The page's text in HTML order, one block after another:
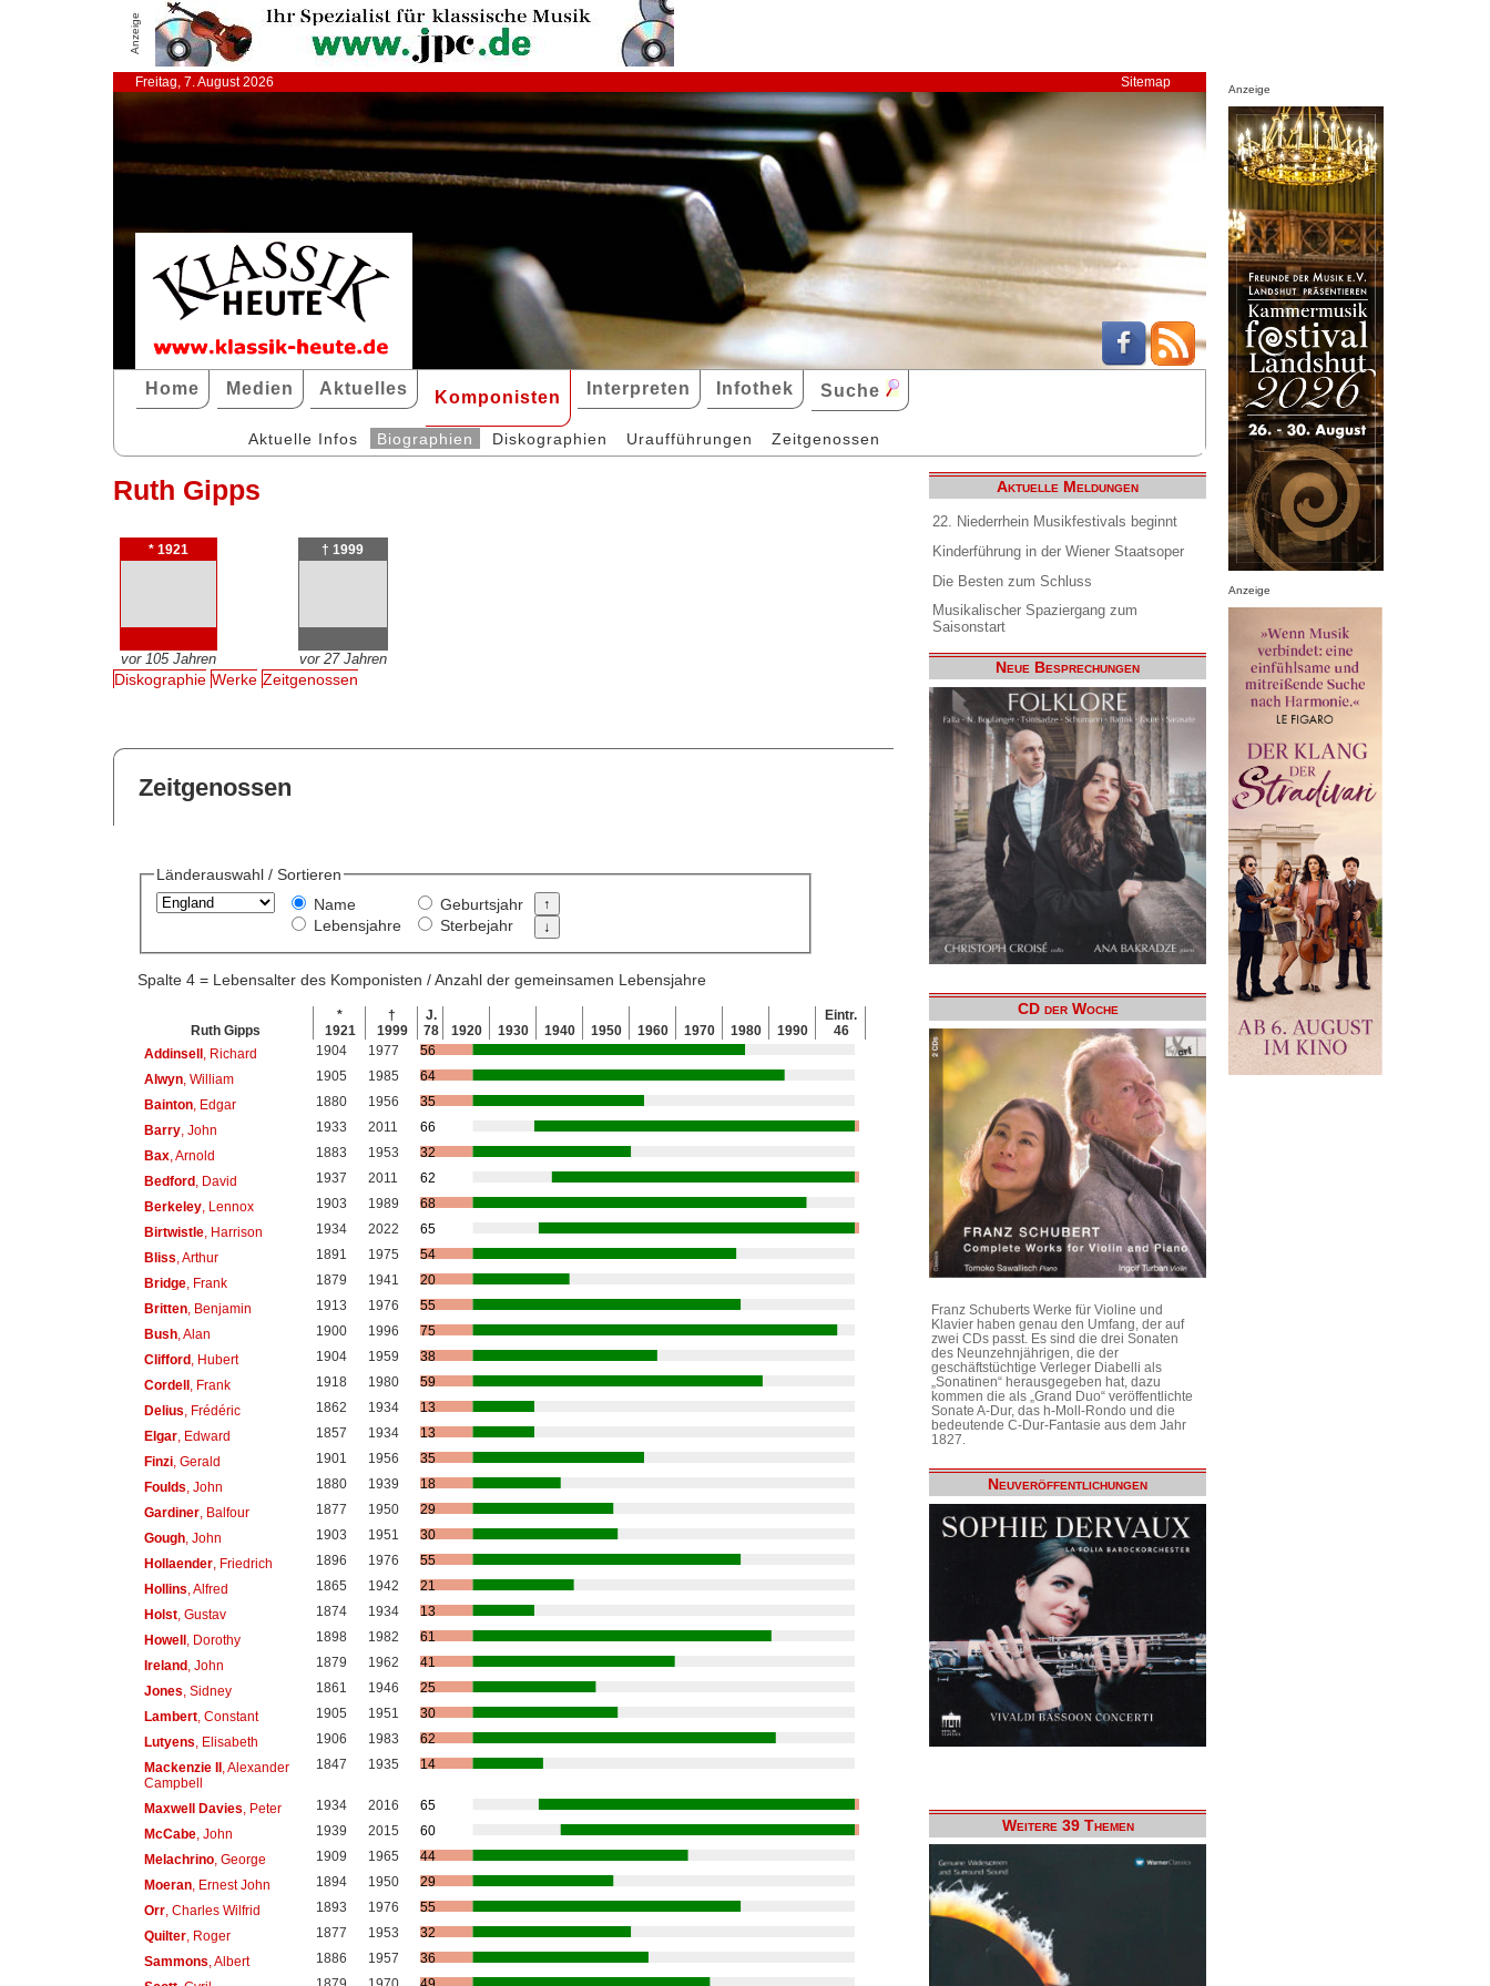
Anzeige
Freitag, 7. August 2026 Sitemap
Home Medien Aktuelles Komponisten Interpreten Infothek Suche
Aktuelle Infos Biographien Diskographien Uraufführungen Zeitgenossen
Ruth Gipps
* 1921
vor 105 Jahren
† 1999
vor 27 Jahren
Diskographie Werke Zeitgenossen
Zeitgenossen
Länderauswahl / Sortieren
Name
Lebensjahre
Geburtsjahr
Sterbejahr
Spalte 4 = Lebensalter des Komponisten / Anzahl der gemeinsamen Lebensjahre
Ruth Gipps
*
1921
†
1999
J.
78
1920 1930 1940 1950 1960 1970 1980 1990
Eintr.
46
Addinsell, Richard 1904 1977
56
Alwyn, William 1905 1985
64
Bainton, Edgar 1880 1956
35
Barry, John 1933 2011
66
Bax, Arnold 1883 1953
32
Bedford, David 1937 2011
62
Berkeley, Lennox 1903 1989
68
Birtwistle, Harrison 1934 2022
65
Bliss, Arthur 1891 1975
54
Bridge, Frank 1879 1941
20
Britten, Benjamin 1913 1976
55
Bush, Alan 1900 1996
75
Clifford, Hubert 1904 1959
38
Cordell, Frank 1918 1980
59
Delius, Frédéric 1862 1934
13
Elgar, Edward 1857 1934
13
Finzi, Gerald 1901 1956
35
Foulds, John 1880 1939
18
Gardiner, Balfour 1877 1950
29
Gough, John 1903 1951
30
Hollaender, Friedrich 1896 1976
55
Hollins, Alfred 1865 1942
21
Holst, Gustav 1874 1934
13
Howell, Dorothy 1898 1982
61
Ireland, John 1879 1962
41
Jones, Sidney 1861 1946
25
Lambert, Constant 1905 1951
30
Lutyens, Elisabeth 1906 1983
62
Mackenzie II, Alexander
Campbell
1847 1935 14
Maxwell Davies, Peter 1934 2016
65
McCabe, John 1939 2015
60
Melachrino, George 1909 1965
44
Moeran, Ernest John 1894 1950
29
Orr, Charles Wilfrid 1893 1976
55
Quilter, Roger 1877 1953
32
Sammons, Albert 1886 1957
36
Aktuelle Meldungen
22. Niederrhein Musikfestivals beginnt
Kinderführung in der Wiener Staatsoper
Die Besten zum Schluss
Musikalischer Spaziergang zum
Saisonstart
Neue Besprechungen
CD der Woche
Franz Schuberts Werke für Violine und
Klavier haben genau den Umfang, der auf
zwei CDs passt. Es sind die drei Sonaten
des Neunzehnjährigen, die der
geschäftstüchtige Verleger Diabelli als
„Sonatinen“ herausgegeben hat, dazu
kommen die als „Grand Duo“ veröffentlichte
Sonate A-Dur, das h-Moll-Rondo und die
bedeutende C-Dur-Fantasie aus dem Jahr
1827.
Neuveröffentlichungen
Weitere 39 Themen
Anzeige
Anzeige